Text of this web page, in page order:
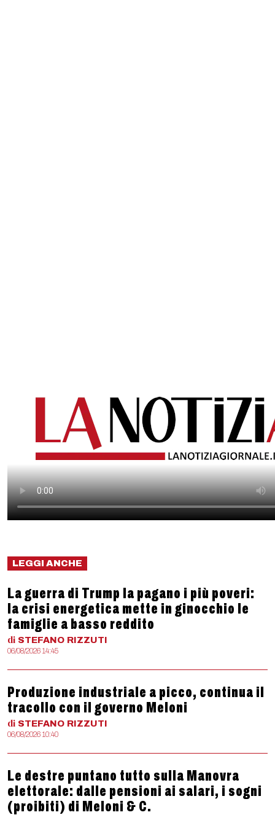
LEGGI ANCHE
La guerra di Trump la pagano i più poveri:
la crisi energetica mette in ginocchio le
famiglie a basso reddito
di STEFANO RIZZUTI
06/08/2026 14:45
Produzione industriale a picco, continua il
tracollo con il governo Meloni
di STEFANO RIZZUTI
06/08/2026 10:40
Le destre puntano tutto sulla Manovra
elettorale: dalle pensioni ai salari, i sogni
(proibiti) di Meloni & C.